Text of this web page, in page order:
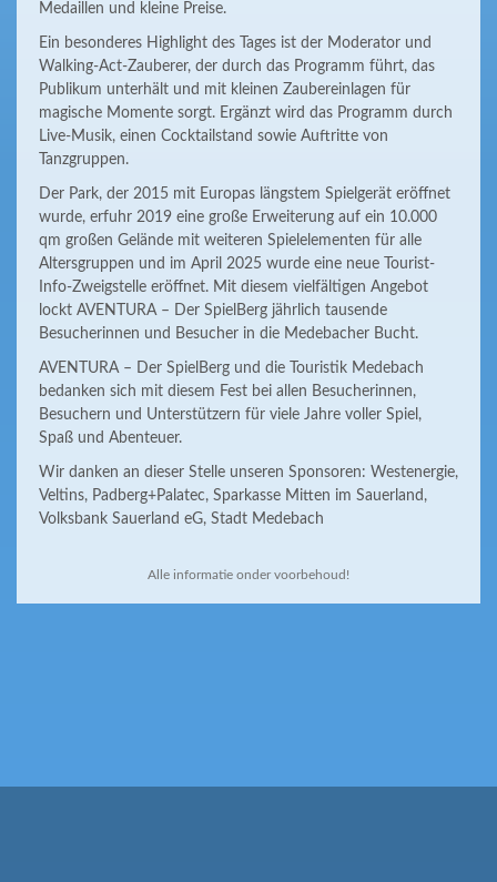
Medaillen und kleine Preise.
Ein besonderes Highlight des Tages ist der Moderator und
Walking-Act-Zauberer, der durch das Programm führt, das
Publikum unterhält und mit kleinen Zaubereinlagen für
magische Momente sorgt. Ergänzt wird das Programm durch
Live-Musik, einen Cocktailstand sowie Auftritte von
Tanzgruppen.
Der Park, der 2015 mit Europas längstem Spielgerät eröffnet
wurde, erfuhr 2019 eine große Erweiterung auf ein 10.000
qm großen Gelände mit weiteren Spielelementen für alle
Altersgruppen und im April 2025 wurde eine neue Tourist-
Info-Zweigstelle eröffnet. Mit diesem vielfältigen Angebot
lockt AVENTURA – Der SpielBerg jährlich tausende
Besucherinnen und Besucher in die Medebacher Bucht.
AVENTURA – Der SpielBerg und die Touristik Medebach
bedanken sich mit diesem Fest bei allen Besucherinnen,
Besuchern und Unterstützern für viele Jahre voller Spiel,
Spaß und Abenteuer.
Wir danken an dieser Stelle unseren Sponsoren: Westenergie,
Veltins, Padberg+Palatec, Sparkasse Mitten im Sauerland,
Volksbank Sauerland eG, Stadt Medebach
Alle informatie onder voorbehoud!